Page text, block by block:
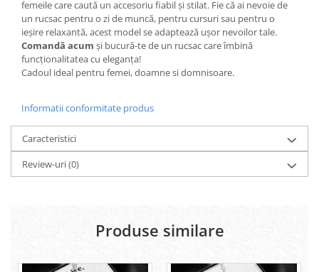
femeile care caută un accesoriu fiabil și stilat. Fie că ai nevoie de
un rucsac pentru o zi de muncă, pentru cursuri sau pentru o
ieșire relaxantă, acest model se adaptează ușor nevoilor tale.
Comandă acum și bucură-te de un rucsac care îmbină
funcționalitatea cu eleganța!
Cadoul ideal pentru femei, doamne si domnisoare.
Informatii conformitate produs
Caracteristici
Review-uri(0)
Produse similare